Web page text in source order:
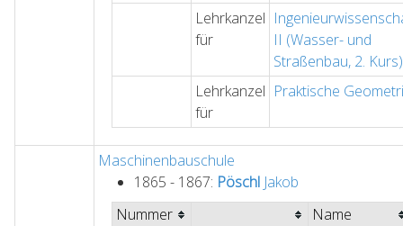
Lehrkanzel
für
II (Wasser- und
Straßenbau, 2. Kurs)
Lehrkanzel
für
Praktische
Maschinenbauschule
1865 - 1867: Pöschl Jakob
Nummer
Name